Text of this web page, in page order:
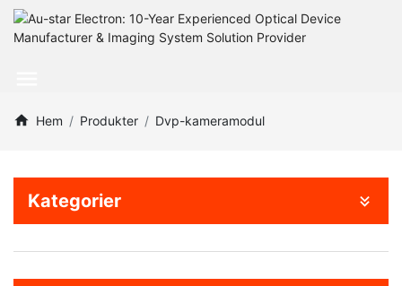
Hem Produkter Dvp-kameramodul
Kategorier